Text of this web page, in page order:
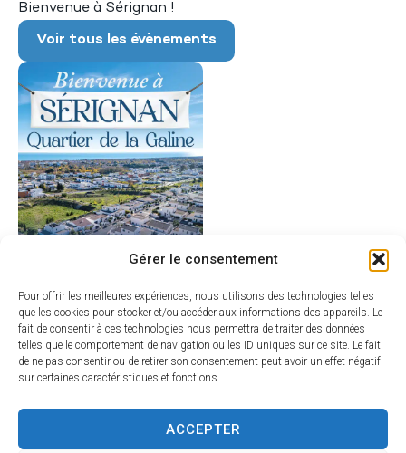
Gérer le consentement
Pour offrir les meilleures expériences, nous utilisons des technologies telles
que les cookies pour stocker et/ou accéder aux informations des appareils. Le
fait de consentir à ces technologies nous permettra de traiter des données
telles que le comportement de navigation ou les ID uniques sur ce site. Le fait
de ne pas consentir ou de retirer son consentement peut avoir un effet négatif
sur certaines caractéristiques et fonctions.
ACCEPTER
Bienvenue à Sérignan !
Voir tous les évènements